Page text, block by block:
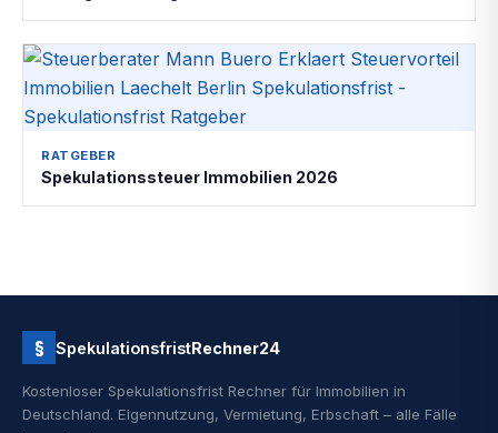
RATGEBER
Spekulationssteuer Immobilien 2026
§ SpekulationsfristRechner24
Kostenloser Spekulationsfrist Rechner für Immobilien in
Deutschland. Eigennutzung, Vermietung, Erbschaft – alle Fälle